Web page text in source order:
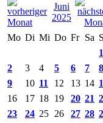
Juni
2025
Mo Di Mi Do Fr Sa
1
2
3 4 5 6 7
8
9
10 11 12 13 14
16
17 18 19 20 21
23
24 25 26 27 28